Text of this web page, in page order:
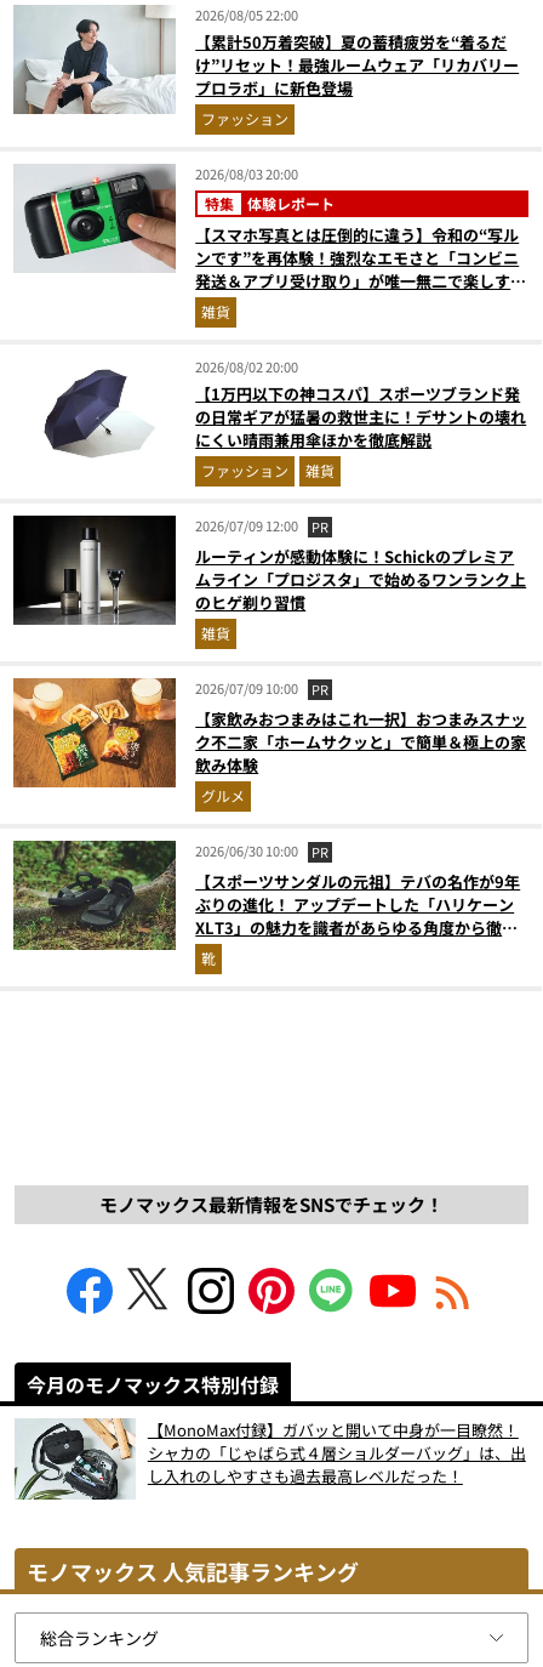
2026/08/05 22:00
【累計50万着突破】夏の蓄積疲労を“着るだ
け”リセット！最強ルームウェア「リカバリー
プロラボ」に新色登場
ファッション
2026/08/03 20:00
特集 体験レポート
【スマホ写真とは圧倒的に違う】令和の“写ル
ンです”を再体験！強烈なエモさと「コンビニ
発送＆アプリ受け取り」が唯一無二で楽しすぎ
た雑貨
2026/08/02 20:00
【1万円以下の神コスパ】スポーツブランド発
の日常ギアが猛暑の救世主に！デサントの壊れ
にくい晴雨兼用傘ほかを徹底解説
ファッション 雑貨
2026/07/09 12:00 PR
ルーティンが感動体験に！Schickのプレミア
ムライン「プロジスタ」で始めるワンランク上
のヒゲ剃り習慣
雑貨
2026/07/09 10:00 PR
【家飲みおつまみはこれ一択】おつまみスナッ
ク不二家「ホームサクッと」で簡単＆極上の家
飲み体験
グルメ
2026/06/30 10:00 PR
【スポーツサンダルの元祖】テバの名作が9年
ぶりの進化！ アップデートした「ハリケーン
XLT3」の魅力を識者があらゆる角度から徹底
解説！
靴
モノマックス最新情報をSNSでチェック！
今月のモノマックス特別付録
【MonoMax付録】ガバッと開いて中身が一目瞭然！
シャカの「じゃばら式４層ショルダーバッグ」は、出
し入れのしやすさも過去最高レベルだった！
モノマックス 人気記事ランキング